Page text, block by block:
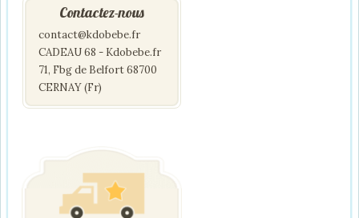
Contactez-nous
contact@kdobebe.fr
CADEAU 68 - Kdobebe.fr
71, Fbg de Belfort 68700
CERNAY (Fr)